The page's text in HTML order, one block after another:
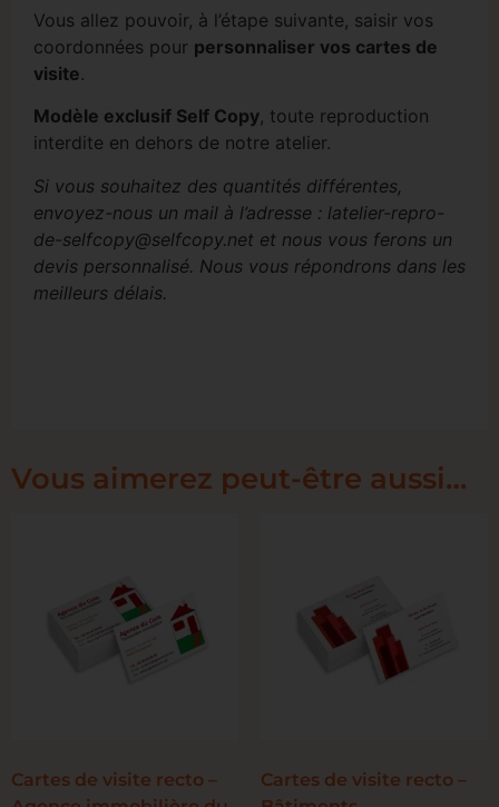
Vous allez pouvoir, à l’étape suivante, saisir vos
coordonnées pour personnaliser vos cartes de
visite.
Modèle exclusif Self Copy, toute reproduction
interdite en dehors de notre atelier.
Si vous souhaitez des quantités différentes,
envoyez-nous un mail à l’adresse : latelier-repro-
de-selfcopy@selfcopy.net et nous vous ferons un
devis personnalisé. Nous vous répondrons dans les
meilleurs délais.
Vous aimerez peut-être aussi…
Cartes de visite recto –
Cartes de visite recto –